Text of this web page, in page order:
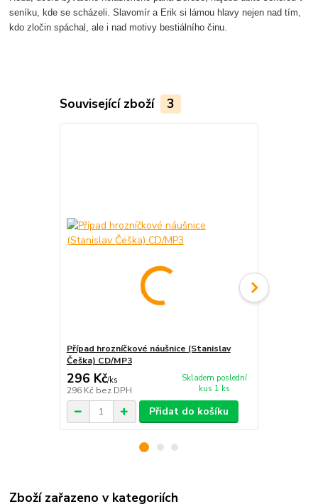
seníku, kde se scházeli. Slavomír a Erik si lámou hlavy nejen nad tím,
kdo zločin spáchal, ale i nad motivy bestiálního činu.
Související zboží 3
Případ hrozníčkové náušnice (Stanislav
Češka) CD/MP3
296 Kč/ks
296 Kč bez DPH
Skladem poslední
kus 1 ks
Přidat do košíku
Zboží zařazeno v kategoriích